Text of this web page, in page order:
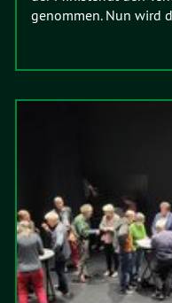
genommen. Nun wird